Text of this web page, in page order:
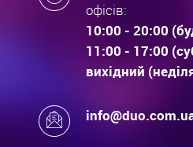
офісів:
10:00 - 20:00
11:00 - 17:00
вихідний